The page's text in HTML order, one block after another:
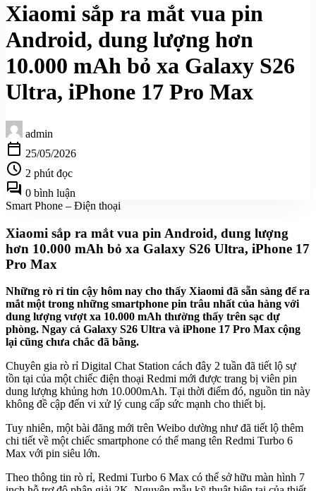
Xiaomi sắp ra mắt vua pin
Android, dung lượng hơn
10.000 mAh bỏ xa Galaxy S26
Ultra, iPhone 17 Pro Max
admin
calendar_today 25/05/2026
schedule 2 phút đọc
forum 0 bình luận
Smart Phone – Điện thoại
Xiaomi sắp ra mắt vua pin Android, dung lượng
hơn 10.000 mAh bỏ xa Galaxy S26 Ultra, iPhone 17
Pro Max
Những rò rỉ tin cậy hôm nay cho thấy Xiaomi đã sẵn sàng để ra
mắt một trong những smartphone pin trâu nhất của hàng với
dung lượng vượt xa 10.000 mAh thường thấy trên sạc dự
phòng. Ngay cả Galaxy S26 Ultra và iPhone 17 Pro Max cộng
lại cũng chưa chắc đã bằng.
Chuyên gia rò rỉ Digital Chat Station cách đây 2 tuần đã tiết lộ sự
tồn tại của một chiếc điện thoại Redmi mới được trang bị viên pin
dung lượng khủng hơn 10.000mAh. Tại thời điểm đó, nguồn tin này
không đề cập đến vi xử lý cung cấp sức mạnh cho thiết bị.
Tuy nhiên, một bài đăng mới trên Weibo dường như đã tiết lộ thêm
chi tiết về một chiếc smartphone có thể mang tên Redmi Turbo 6
Max với pin siêu lớn.
Theo thông tin rò rỉ, Redmi Turbo 6 Max có thể sở hữu màn hình 7